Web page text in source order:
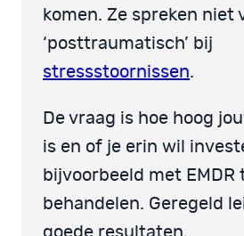
komen. Ze spreken niet
‘posttraumatisch’ bij
stressstoornissen.
De vraag is hoe hoog
is en of je erin wil
bijvoorbeeld met EMDR
behandelen. Geregeld
goede resultaten.